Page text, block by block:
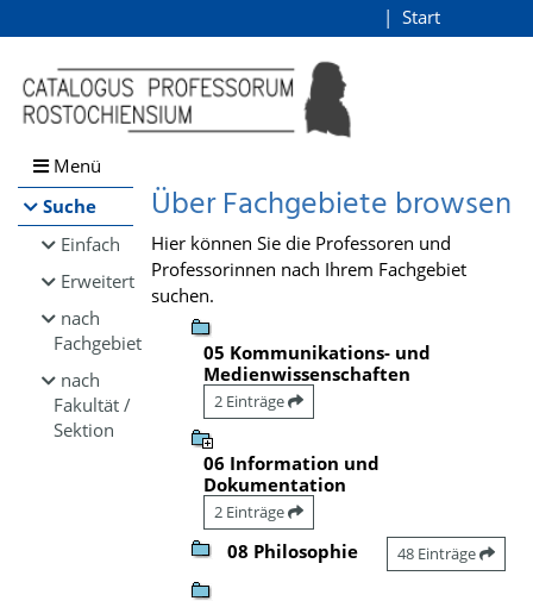
Browsen
direkt zum Inhalt
Start
Menü
Suche
Einfach
Erweitert
nach
Fachgebiet
nach
Fakultät /
Sektion
Über Fachgebiete browsen
Hier können Sie die Professoren und
Professorinnen nach Ihrem Fachgebiet
suchen.
05 Kommunikations- und
Medienwissenschaften
2 Einträge
06 Information und
Dokumentation
2 Einträge
08 Philosophie 48 Einträge